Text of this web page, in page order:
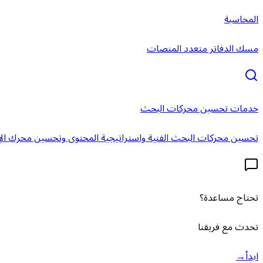
المحاسبة
مسك الدفاتر متعدد المنصات
خدمات تحسين محركات البحث
تحسين محركات البحث الفنية واستراتيجية المحتوى وتحسين محرك
تحتاج مساعدة؟
تحدث مع فريقنا
ابدأ→